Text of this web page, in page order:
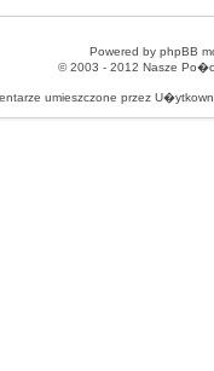
Powered by phpBB
© 2003 - 2012 Nasze
umieszczone przez